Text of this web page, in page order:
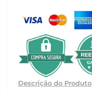
Descrição do Produto